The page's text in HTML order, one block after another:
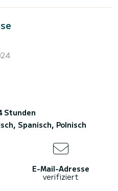
Stunden
Spanisch, Polnisch
E-Mail-Adresse
verifiziert